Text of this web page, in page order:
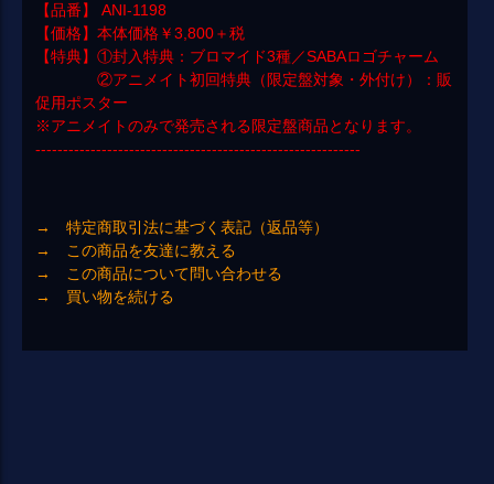
【品番】 ANI-1198
【価格】本体価格￥3,800＋税
【特典】①封入特典：ブロマイド3種／SABAロゴチャーム
②アニメイト初回特典（限定盤対象・外付け）：販
促用ポスター
※アニメイトのみで発売される限定盤商品となります。
-----------------------------------------------------------
→ 特定商取引法に基づく表記（返品等）
→ この商品を友達に教える
→ この商品について問い合わせる
→ 買い物を続ける